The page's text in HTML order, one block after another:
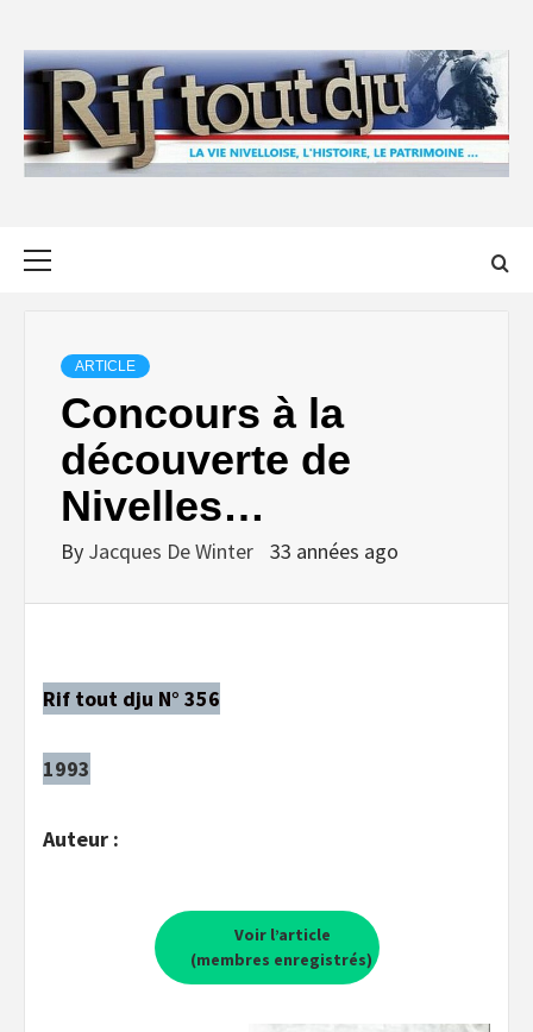
content
ARTICLE
Concours à la
découverte de
Nivelles…
By Jacques De Winter 33 années ago
Rif tout dju N° 356
1993
Auteur :
Voir l’article
(membres enregistrés)